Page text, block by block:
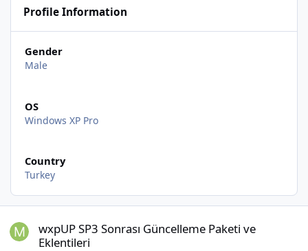
Profile Information
Gender
Male
OS
Windows XP Pro
Country
Turkey
wxpUP SP3 Sonrası Güncelleme Paketi ve
Eklentileri